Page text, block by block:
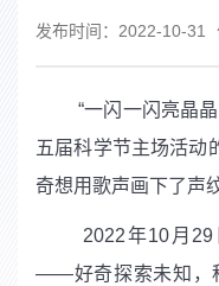
发布时间：2022-10-31
“一闪一闪亮晶
五届科学节主场活动
奇想用歌声画下了声
2022年10 月 29
——好奇探索未知，